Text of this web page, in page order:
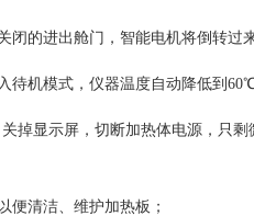
的进出舱门，智能电机将倒转过
待机模式，仪器温度自动降低到
掉显示屏，切断加热体电源，只
便清洁、维护加热板；